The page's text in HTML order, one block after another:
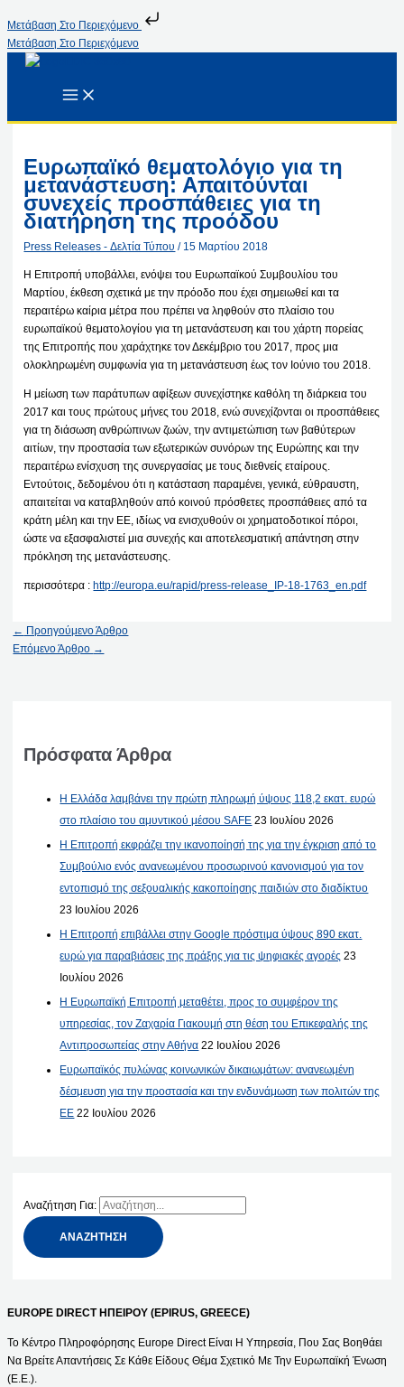
Μετάβαση Στο Περιεχόμενο
Μετάβαση Στο Περιεχόμενο
Ευρωπαϊκό θεματολόγιο για τη
μετανάστευση: Απαιτούνται
συνεχείς προσπάθειες για τη
διατήρηση της προόδου
Press Releases - Δελτία Τύπου / 15 Μαρτίου 2018
Η Επιτροπή υποβάλλει, ενόψει του Ευρωπαϊκού Συμβουλίου του
Μαρτίου, έκθεση σχετικά με την πρόοδο που έχει σημειωθεί και τα
περαιτέρω καίρια μέτρα που πρέπει να ληφθούν στο πλαίσιο του
ευρωπαϊκού θεματολογίου για τη μετανάστευση και του χάρτη πορείας
της Επιτροπής που χαράχτηκε τον Δεκέμβριο του 2017, προς μια
ολοκληρωμένη συμφωνία για τη μετανάστευση έως τον Ιούνιο του 2018.
Η μείωση των παράτυπων αφίξεων συνεχίστηκε καθόλη τη διάρκεια του
2017 και τους πρώτους μήνες του 2018, ενώ συνεχίζονται οι προσπάθειες
για τη διάσωση ανθρώπινων ζωών, την αντιμετώπιση των βαθύτερων
αιτίων, την προστασία των εξωτερικών συνόρων της Ευρώπης και την
περαιτέρω ενίσχυση της συνεργασίας με τους διεθνείς εταίρους.
Εντούτοις, δεδομένου ότι η κατάσταση παραμένει, γενικά, εύθραυστη,
απαιτείται να καταβληθούν από κοινού πρόσθετες προσπάθειες από τα
κράτη μέλη και την ΕΕ, ιδίως να ενισχυθούν οι χρηματοδοτικοί πόροι,
ώστε να εξασφαλιστεί μια συνεχής και αποτελεσματική απάντηση στην
πρόκληση της μετανάστευσης.
περισσότερα : http://europa.eu/rapid/press-release_IP-18-1763_en.pdf
← Προηγούμενο Άρθρο
Επόμενο Άρθρο →
Πρόσφατα Άρθρα
Η Ελλάδα λαμβάνει την πρώτη πληρωμή ύψους 118,2 εκατ. ευρώ
στο πλαίσιο του αμυντικού μέσου SAFE 23 Ιουλίου 2026
Η Επιτροπή εκφράζει την ικανοποίησή της για την έγκριση από το
Συμβούλιο ενός ανανεωμένου προσωρινού κανονισμού για τον
εντοπισμό της σεξουαλικής κακοποίησης παιδιών στο διαδίκτυο
23 Ιουλίου 2026
Η Επιτροπή επιβάλλει στην Google πρόστιμα ύψους 890 εκατ.
ευρώ για παραβιάσεις της πράξης για τις ψηφιακές αγορές 23
Ιουλίου 2026
Η Ευρωπαϊκή Επιτροπή μεταθέτει, προς το συμφέρον της
υπηρεσίας, τον Ζαχαρία Γιακουμή στη θέση του Επικεφαλής της
Αντιπροσωπείας στην Αθήνα 22 Ιουλίου 2026
Ευρωπαϊκός πυλώνας κοινωνικών δικαιωμάτων: ανανεωμένη
δέσμευση για την προστασία και την ενδυνάμωση των πολιτών της
ΕΕ 22 Ιουλίου 2026
Αναζήτηση Για:
EUROPE DIRECT ΗΠΕΙΡΟΥ (EPIRUS, GREECE)
Το Κέντρο Πληροφόρησης Europe Direct Είναι Η Υπηρεσία, Που Σας Βοηθάει
Να Βρείτε Απαντήσεις Σε Κάθε Είδους Θέμα Σχετικό Με Την Ευρωπαϊκή Ένωση
(Ε.Ε.).